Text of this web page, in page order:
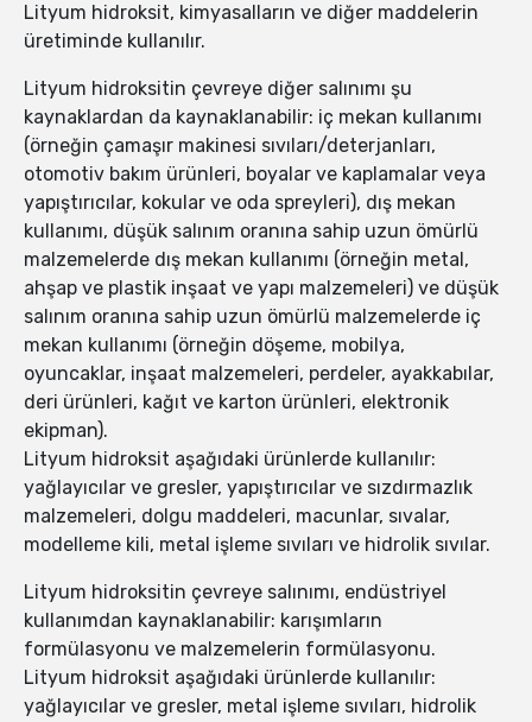
Lityum hidroksit, kimyasalların ve diğer maddelerin
üretiminde kullanılır.
Lityum hidroksitin çevreye diğer salınımı şu
kaynaklardan da kaynaklanabilir: iç mekan kullanımı
(örneğin çamaşır makinesi sıvıları/deterjanları,
otomotiv bakım ürünleri, boyalar ve kaplamalar veya
yapıştırıcılar, kokular ve oda spreyleri), dış mekan
kullanımı, düşük salınım oranına sahip uzun ömürlü
malzemelerde dış mekan kullanımı (örneğin metal,
ahşap ve plastik inşaat ve yapı malzemeleri) ve düşük
salınım oranına sahip uzun ömürlü malzemelerde iç
mekan kullanımı (örneğin döşeme, mobilya,
oyuncaklar, inşaat malzemeleri, perdeler, ayakkabılar,
deri ürünleri, kağıt ve karton ürünleri, elektronik
ekipman).
Lityum hidroksit aşağıdaki ürünlerde kullanılır:
yağlayıcılar ve gresler, yapıştırıcılar ve sızdırmazlık
malzemeleri, dolgu maddeleri, macunlar, sıvalar,
modelleme kili, metal işleme sıvıları ve hidrolik sıvılar.
Lityum hidroksitin çevreye salınımı, endüstriyel
kullanımdan kaynaklanabilir: karışımların
formülasyonu ve malzemelerin formülasyonu.
Lityum hidroksit aşağıdaki ürünlerde kullanılır:
yağlayıcılar ve gresler, metal işleme sıvıları, hidrolik